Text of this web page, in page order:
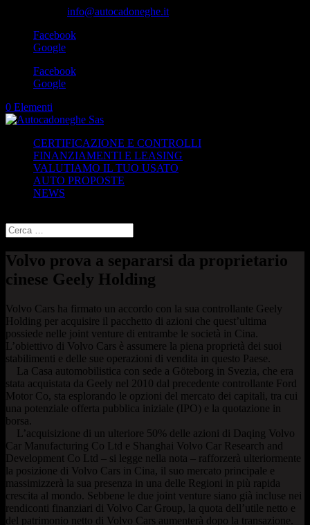
info@autocadoneghe.it
Facebook
Google
Facebook
Google
0 Elementi
CERTIFICAZIONE E CONTROLLI
FINANZIAMENTI E LEASING
VALUTIAMO IL TUO USATO
AUTO PROPOSTE
NEWS
Volvo prova a separarsi da proprietario
cinese Geely Holding
Volvo Cars ha firmato un accordo con la sua controllante Geely
Holding per acquisire il pacchetto di azioni che quest’ultima
possiede nelle joint venture di entrambe le società in Cina.
L’obiettivo di Volvo Cars è assumere la piena proprietà dei suoi
stabilimenti e delle sue operazioni di vendita in questo Paese.
La Casa automobilistica con sede a Göteborg in Svezia, che era
stata acquistata da Geely nel 2010 dal precedente controllante Ford
Motor Co, sta esplorando le opzioni del mercato dei capitali, tra cui
una potenziale offerta pubblica iniziale (IPO) e la quotazione in
borsa.
L’acquisizione di un ulteriore 50% delle azioni di Daqing Volvo
Car Manufacturing Co Ltd e Shanghai Volvo Car Research and
Development Co Ltd – si legge nella nota – rafforzerà ulteriormente
la posizione di Volvo Cars in Cina, il suo mercato principale e
massimizzerà la sua presenza in una delle Regioni in più rapida
crescita al mondo. Sebbene le due joint venture siano già incluse nei
rendiconti finanziari di Volvo Car Group, la quota dell’utile netto e
del patrimonio netto di Volvo Cars aumenterà dopo la transazione.